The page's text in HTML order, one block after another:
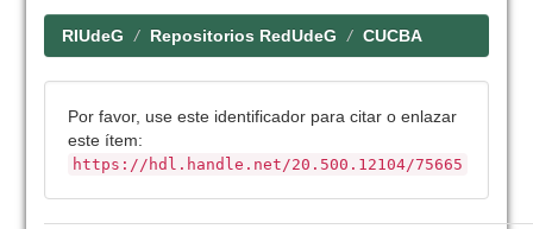
RIUdeG Repositorios RedUdeG CUCBA
Por favor, use este identificador para citar o enlazar
este ítem:
https://hdl.handle.net/20.500.12104/75665